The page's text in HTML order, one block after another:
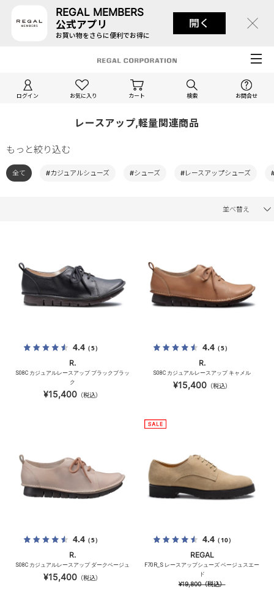
REGAL MEMBERS
公式アプリ
お買い物をさらに便利でお得に
開く
ログイン お気に入り カート 検索 お問合せ
レースアップ,軽量関連商品
もっと絞り込む
全て #カジュアルシューズ #シューズ #レースアップシューズ
並べ替え
4.4（5）
R.
S08C カジュアルレースアップ ブラックブラッ
ク
¥15,400（税込）
4.4（5）
R.
S08C カジュアルレースアップ キャメル
¥15,400（税込）
4.4（5）
R.
S08C カジュアルレースアップ ダークベージュ
¥15,400（税込）
4.4（10）
REGAL
F70R_S レースアップシューズ ベージュスエー
ド
¥19,800（税込）